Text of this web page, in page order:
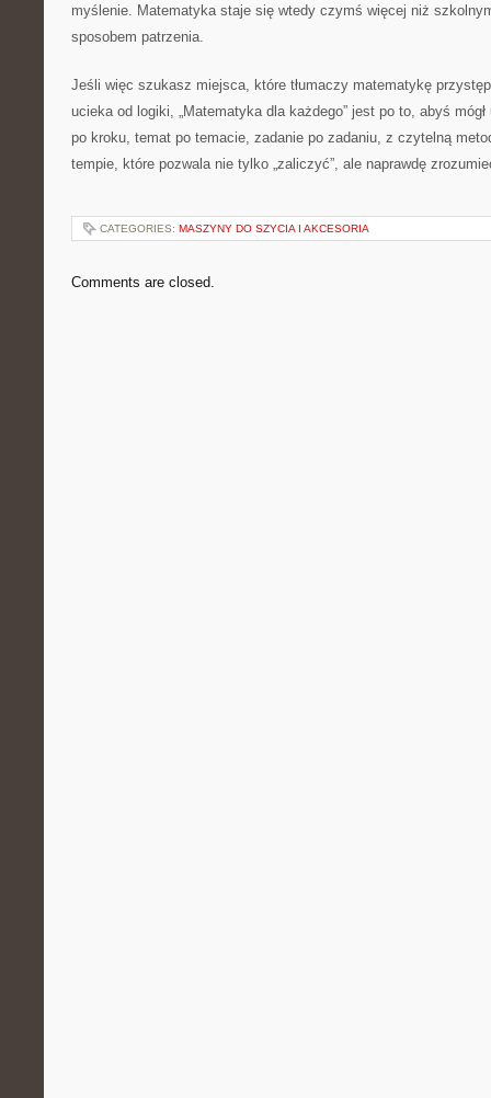
myślenie. Matematyka staje się wtedy czymś więcej niż
sposobem patrzenia.
Jeśli więc szukasz miejsca, które tłumaczy matematykę
ucieka od logiki, „Matematyka dla każdego” jest po to, abyś
po kroku, temat po temacie, zadanie po zadaniu, z czytelną
tempie, które pozwala nie tylko „zaliczyć”, ale naprawdę
CATEGORIES: MASZYNY DO SZYCIA I AKCESORIA
Comments are closed.